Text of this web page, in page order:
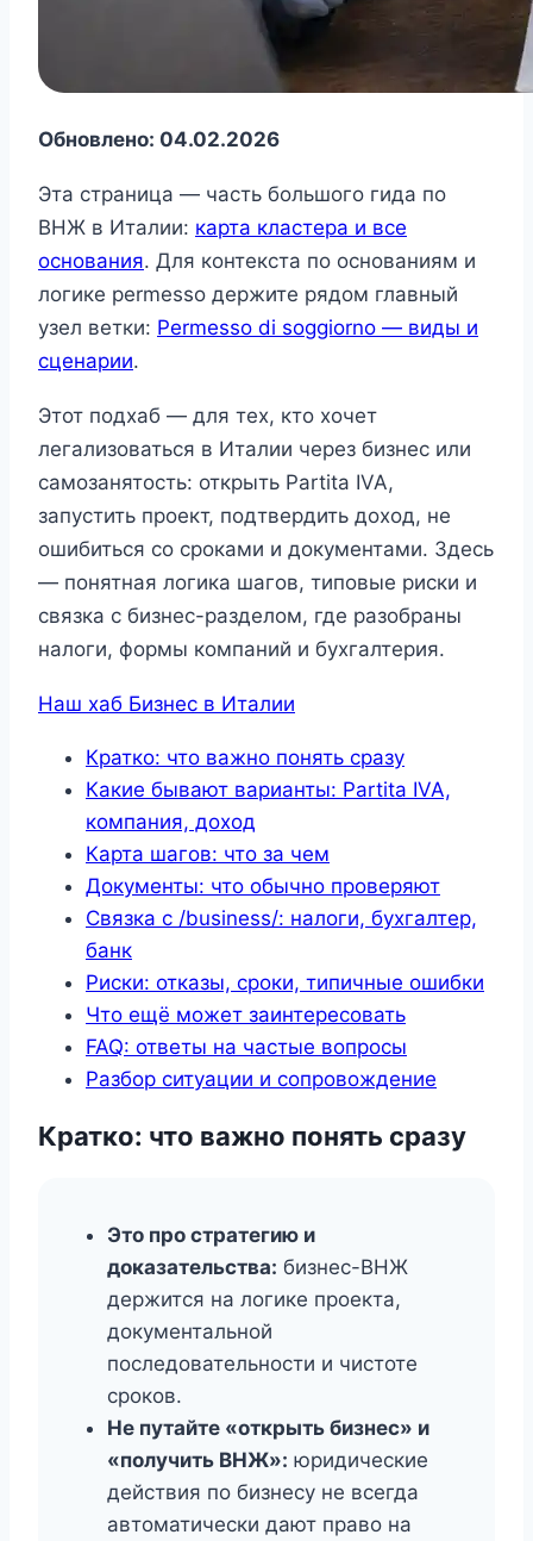
Обновлено: 04.02.2026
Эта страница — часть большого гида по
ВНЖ в Италии: карта кластера и все
основания. Для контекста по основаниям и
логике permesso держите рядом главный
узел ветки: Permesso di soggiorno — виды и
сценарии.
Этот подхаб — для тех, кто хочет
легализоваться в Италии через бизнес или
самозанятость: открыть Partita IVA,
запустить проект, подтвердить доход, не
ошибиться со сроками и документами. Здесь
— понятная логика шагов, типовые риски и
связка с бизнес-разделом, где разобраны
налоги, формы компаний и бухгалтерия.
Наш хаб Бизнес в Италии
Кратко: что важно понять сразу
Какие бывают варианты: Partita IVA,
компания, доход
Карта шагов: что за чем
Документы: что обычно проверяют
Связка с /business/: налоги, бухгалтер,
банк
Риски: отказы, сроки, типичные ошибки
Что ещё может заинтересовать
FAQ: ответы на частые вопросы
Разбор ситуации и сопровождение
Кратко: что важно понять сразу
Это про стратегию и
доказательства: бизнес-ВНЖ
держится на логике проекта,
документальной
последовательности и чистоте
сроков.
Не путайте «открыть бизнес» и
«получить ВНЖ»: юридические
действия по бизнесу не всегда
автоматически дают право на